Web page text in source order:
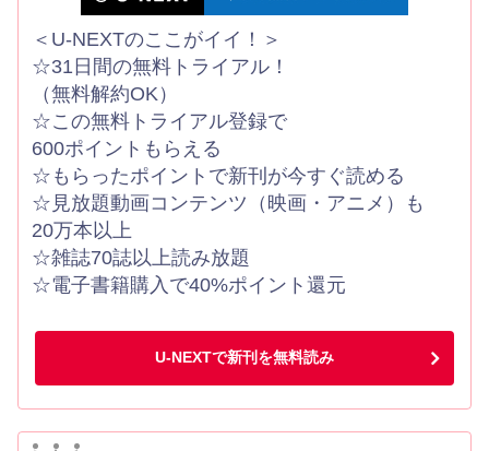
＜U-NEXTのここがイイ！＞
☆31日間の無料トライアル！
（無料解約OK）
☆この無料トライアル登録で
600ポイントもらえる
☆もらったポイントで新刊が今すぐ読める
☆見放題動画コンテンツ（映画・アニメ）も
20万本以上
☆雑誌70誌以上読み放題
☆電子書籍購入で40%ポイント還元
U-NEXTで新刊を無料読み